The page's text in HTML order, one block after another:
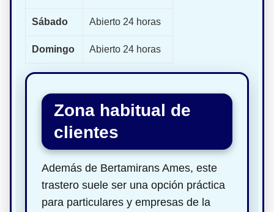
Sábado Abierto 24 horas
Domingo Abierto 24 horas
Zona habitual de
clientes
Además de Bertamirans Ames, este
trastero suele ser una opción práctica
para particulares y empresas de la